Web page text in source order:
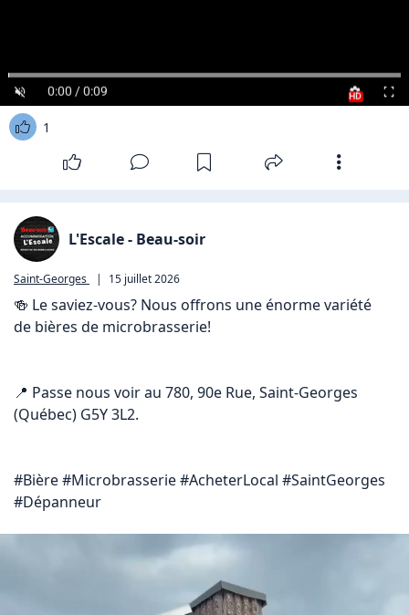
0:00 / 0:09 HD
1
L'Escale - Beau-soir
Saint-Georges | 15 juillet 2026
🍻 Le saviez-vous? Nous offrons une énorme variété
de bières de microbrasserie!
📍 Passe nous voir au 780, 90e Rue, Saint-Georges
(Québec) G5Y 3L2.
#Bière #Microbrasserie #AcheterLocal #SaintGeorges
#Dépanneur